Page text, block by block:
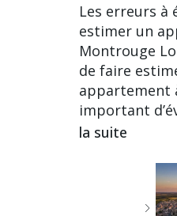
Les erreurs à
estimer un
Montrouge
de faire
appartement
important
la suite